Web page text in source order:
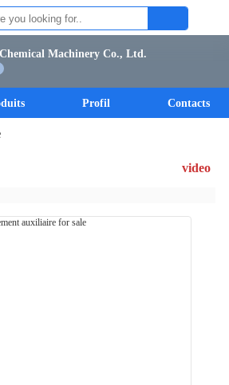
Machinery Co., Ltd.
Profil Contacts
video